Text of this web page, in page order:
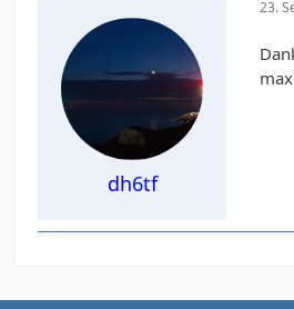
dh6tf
23.